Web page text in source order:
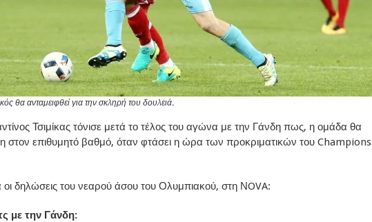
θα ανταμειφθεί για την σκληρή του δουλειά.
Τσιμίκας τόνισε μετά το τέλος του αγώνα με την Γάνδη πως, η ομάδα θα
στον επιθυμητό βαθμό, όταν φτάσει η ώρα των προκριματικών του Champions
οι δηλώσεις του νεαρού άσου του Ολυμπιακού, στη ΝOVA:
με την Γάνδη: